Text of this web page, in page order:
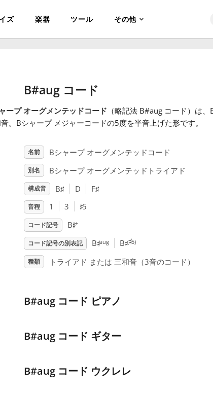
ズ 楽器 ツール その他
B#aug コード
ープ オーグメンテッドコード （略記法 B#aug コード）は、
。Bシャープ メジャーコードの5度を半音上げた形です。
名前 Bシャープ オーグメンテッドコード
別名 Bシャープ オーグメンテッドトライアド
構成音 B♯ D F♯
音程 1 3 ♯5
コード記号 B♯+
コード記号の別表記 B♯aug B♯(♯5)
種類 トライアド または 三和音（3音のコード）
B#aug コード ピアノ
B#aug コード ギター
B#aug コード ウクレレ